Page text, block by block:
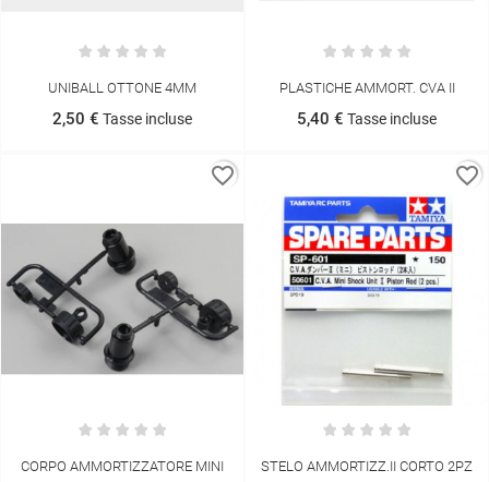
UNIBALL OTTONE 4MM
2,50 € Tasse incluse
PLASTICHE AMMORT. CVA II
5,40 € Tasse incluse
CORPO AMMORTIZZATORE MINI
favorite_border
STELO AMMORTIZZ.II CORTO 2PZ
favorite_border